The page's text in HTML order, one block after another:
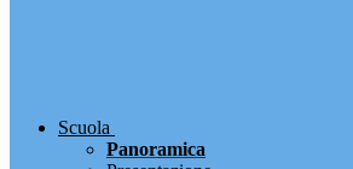
Scuola
Panoramica